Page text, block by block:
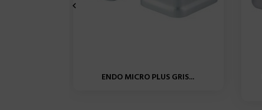
ENDO MICRO PLUS GRIS...
